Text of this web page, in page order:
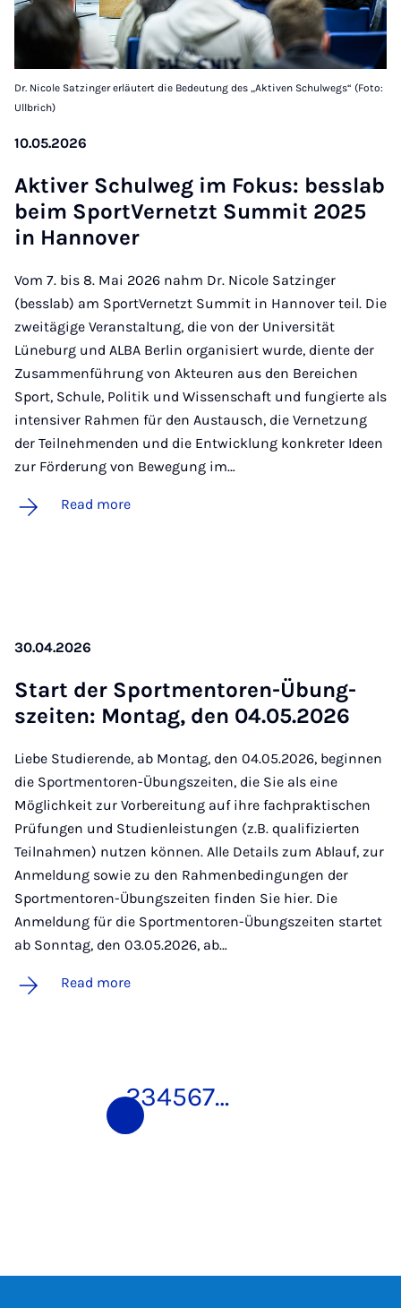
Dr. Nicole Satzinger erläutert die Bedeutung des „Aktiven Schulwegs“ (Foto:
Ullbrich)
10.05.2026
Akt­iver Schul­weg im Fok­us: besslab
beim SportVernet­zt Sum­mit 2025
in Han­nov­er
Vom 7. bis 8. Mai 2026 nahm Dr. Nicole Satzinger
(besslab) am SportVernetzt Summit in Hannover teil. Die
zweitägige Veranstaltung, die von der Universität
Lüneburg und ALBA Berlin organisiert wurde, diente der
Zusammenführung von Akteuren aus den Bereichen
Sport, Schule, Politik und Wissenschaft und fungierte als
intensiver Rahmen für den Austausch, die Vernetzung
der Teilnehmenden und die Entwicklung konkreter Ideen
zur Förderung von Bewegung im…
Read more
30.04.2026
Start der Sport­ment­oren-Übung­
szeiten: Montag, den 04.05.2026
Liebe Studierende, ab Montag, den 04.05.2026, beginnen
die Sportmentoren-Übungszeiten, die Sie als eine
Möglichkeit zur Vorbereitung auf ihre fachpraktischen
Prüfungen und Studienleistungen (z.B. qualifizierten
Teilnahmen) nutzen können. Alle Details zum Ablauf, zur
Anmeldung sowie zu den Rahmenbedingungen der
Sportmentoren-Übungszeiten finden Sie hier. Die
Anmeldung für die Sportmentoren-Übungszeiten startet
ab Sonntag, den 03.05.2026, ab…
Read more
1 234567…